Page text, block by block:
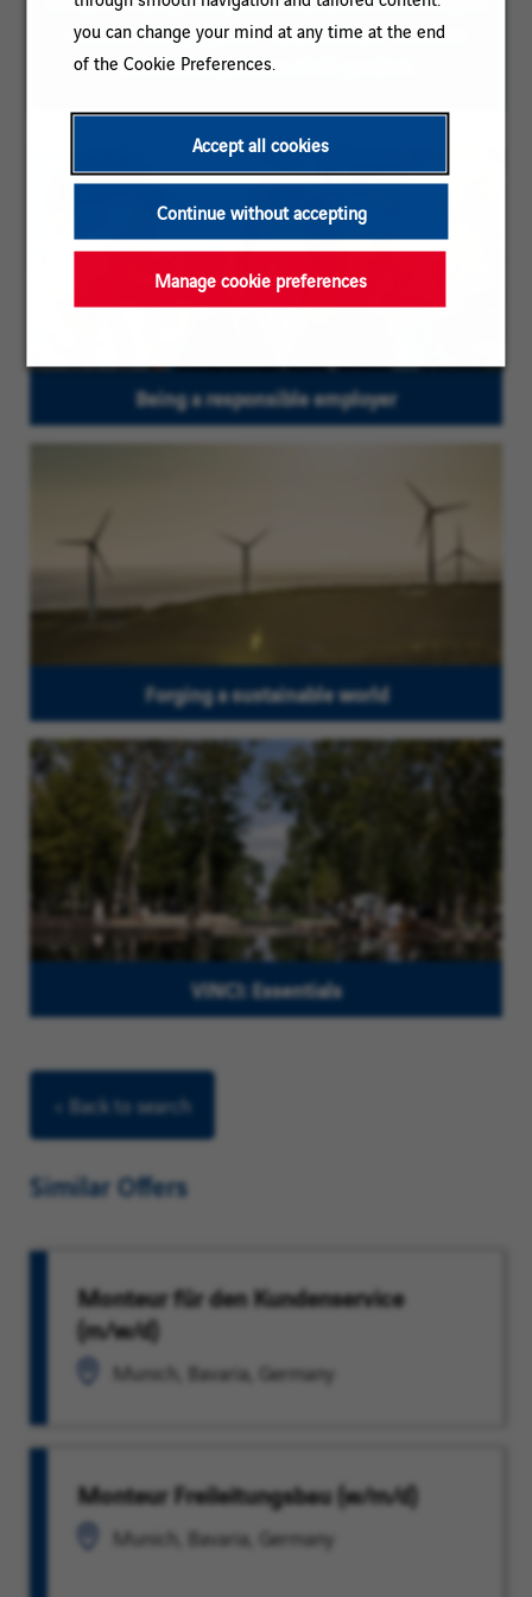
you can change your mind at any time at the end
of the Cookie Preferences.
Accept all cookies
Continue without accepting
Manage cookie preferences
used on this page; our vacancies are however
directed to persons of all genders
Being a responsible employer
Forging a sustainable world
VINCI: Essentials
< Back to search
Similar Offers
Monteur für den Kundenservice
(m/w/d)
Munich, Bavaria, Germany
Monteur Freileitungsbau (w/m/d)
Munich, Bavaria, Germany